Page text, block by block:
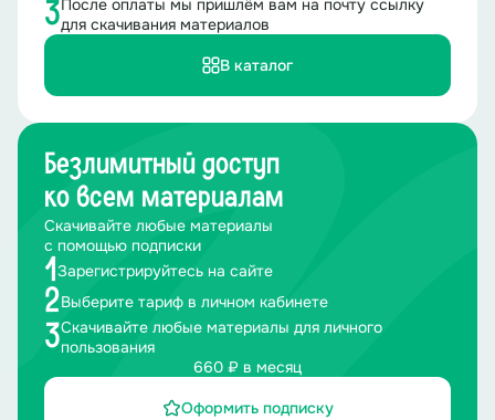
3После оплаты мы пришлём вам на почту ссылку
для скачивания материалов
В каталог
Безлимитный доступ
ко всем материалам
Скачивайте любые материалы
с помощью подписки
1 Зарегистрируйтесь на сайте
2Выберите тариф в личном кабинете
3Скачивайте любые материалы для личного
пользования
660 ₽ в месяц
Оформить подписку